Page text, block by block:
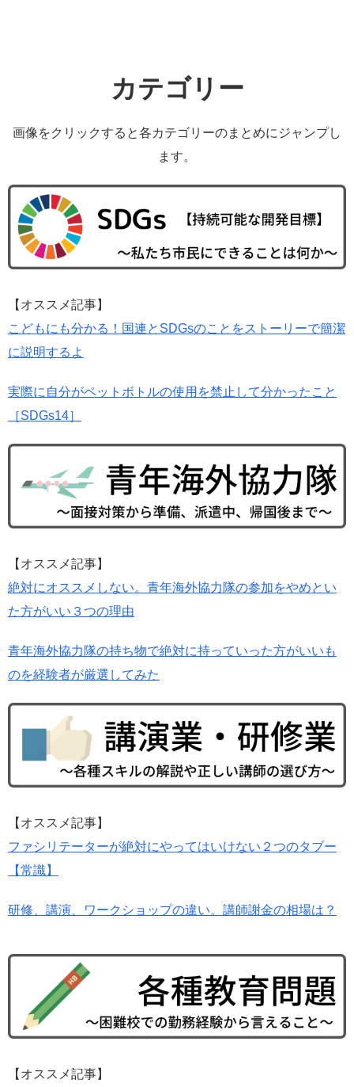
カテゴリー
画像をクリックすると各カテゴリーのまとめにジャンプし
ます。
【オススメ記事】
こどもにも分かる！国連とSDGsのことをストーリーで簡潔
に説明するよ
実際に自分がペットボトルの使用を禁止して分かったこと
［SDGs14］
【オススメ記事】
絶対にオススメしない。青年海外協力隊の参加をやめとい
た方がいい３つの理由
青年海外協力隊の持ち物で絶対に持っていった方がいいも
のを経験者が厳選してみた
【オススメ記事】
ファシリテーターが絶対にやってはいけない２つのタブー
【常識】
研修、講演、ワークショップの違い。講師謝金の相場は？
【オススメ記事】